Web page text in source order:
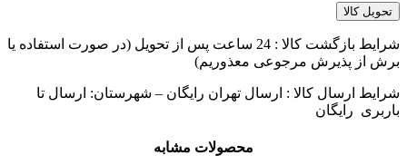
تحویل کالا
شرایط بازگشت کالا : 24 ساعت پس از تحویل (در صورت استفاده یا
برش از پذیرش مرجوعی معذوریم)
شرایط ارسال کالا : ارسال تهران رایگان – شهرستان: ارسال تا
باربری رایگان
محصولات مشابه